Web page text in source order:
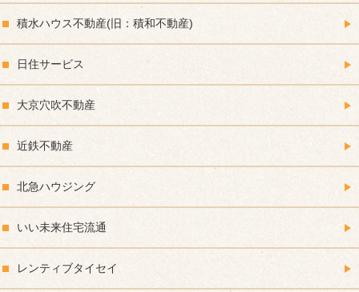
積水ハウス不動産(旧：積和不動産)
日住サービス
大京穴吹不動産
近鉄不動産
北急ハウジング
いい未来住宅流通
レンティブタイセイ